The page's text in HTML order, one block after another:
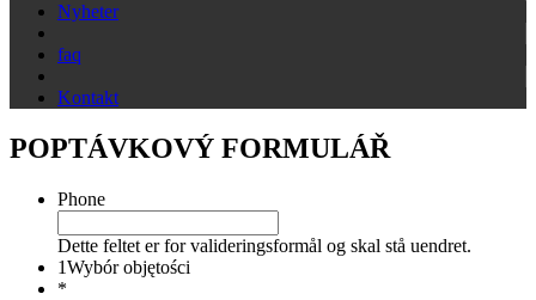
Nyheter
faq
Kontakt
POPTÁVKOVÝ FORMULÁŘ
Phone
Dette feltet er for valideringsformål og skal stå uendret.
1Wybór objętości
*